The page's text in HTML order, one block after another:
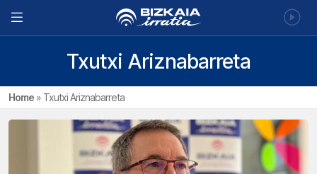
Txutxi Ariznabarreta
Home » Txutxi Ariznabarreta